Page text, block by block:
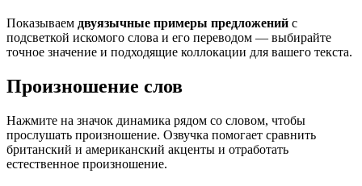
Показываем двуязычные примеры предложений с
подсветкой искомого слова и его переводом — выбирайте
точное значение и подходящие коллокации для вашего текста.
Произношение слов
Нажмите на значок динамика рядом со словом, чтобы
прослушать произношение. Озвучка помогает сравнить
британский и американский акценты и отработать
естественное произношение.